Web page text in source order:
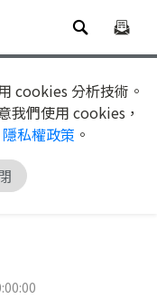
cookies 分析技術。
我們使用 cookies，
隱私權政策 。